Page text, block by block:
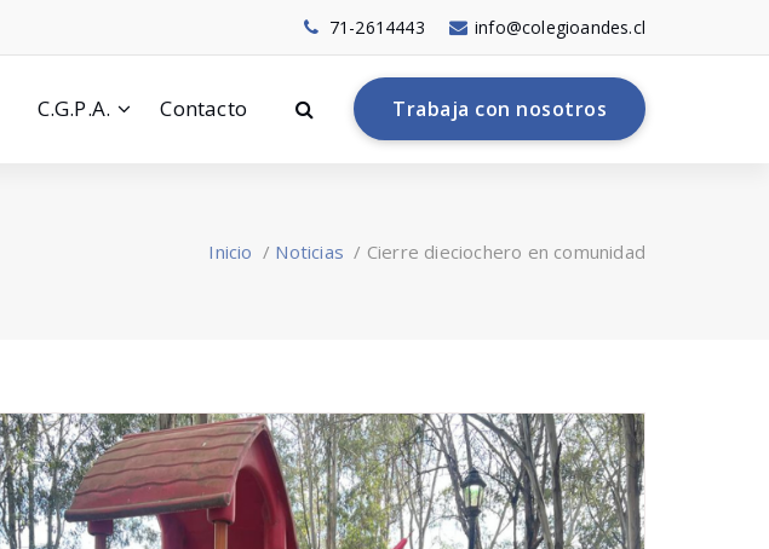
info@colegioandes.cl
71-2614443
C.G.P.A. Contacto Trabaja con nosotros
Inicio / Noticias / Cierre dieciochero en comunidad